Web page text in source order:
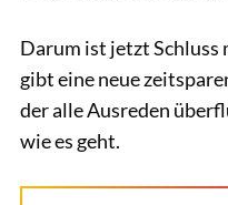
Darum ist jetzt Schluss
gibt eine neue
der alle Ausreden
wie es geht.